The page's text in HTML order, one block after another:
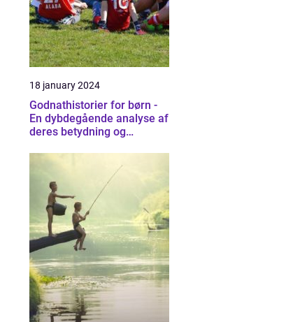
18 january 2024
Godnathistorier for børn -
En dybdegående analyse af
deres betydning og